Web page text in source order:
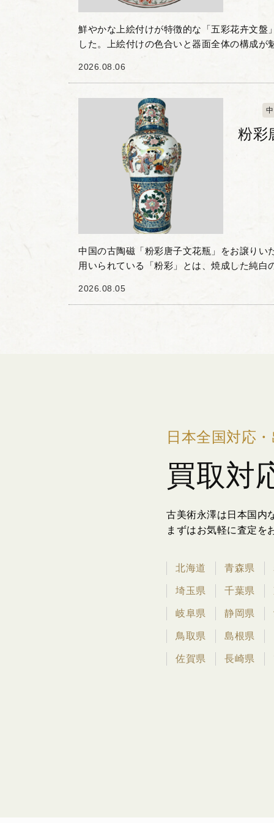
鮮やかな上絵付けが特徴的な「五彩花卉文盤
した。上絵付けの色合いと器面全体の構成が
描かれています。...
2026.08.06
粉彩
中国の古陶磁「粉彩唐子文花瓶」をお譲りい
用いられている「粉彩」とは、焼成した純白
にしています。 ...
2026.08.05
日本全国対応
買取対
古美術永澤は日本国内
まずはお気軽に査定を
北海道 青森県
埼玉県 千葉県
岐阜県 静岡県
鳥取県 島根県
佐賀県 長崎県